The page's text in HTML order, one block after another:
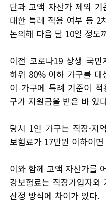
단과 고액 자산가 제외
대한 특례 적용 여부 등 2
논의해 다음 달 10일 정도
이전 코로나19 상생 국민
하위 80% 이하 가구를 대
이 가구에 특례 기준이
구가 지원금을 받은 바 있
당시 1인 가구는 직장·지
보험료가 17만원 이하이
이와 함께 고액 자산가를
강보험료는 직장가입자와
산정 방식에 차이가 있다.